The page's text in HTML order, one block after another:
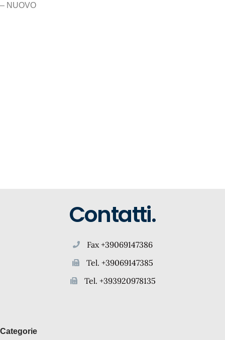
– NUOVO
Contatti.
Fax +39069147386
Tel. +39069147385
Tel. +393920978135
Categorie